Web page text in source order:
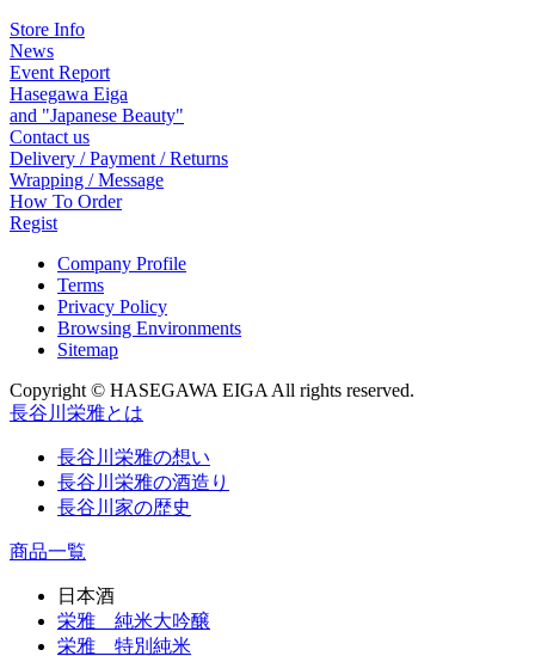
Store Info
News
Event Report
Hasegawa Eiga
and "Japanese Beauty"
Contact us
Delivery / Payment / Returns
Wrapping / Message
How To Order
Regist
Company Profile
Terms
Privacy Policy
Browsing Environments
Sitemap
Copyright © HASEGAWA EIGA All rights reserved.
長谷川栄雅とは
長谷川栄雅の想い
長谷川栄雅の酒造り
長谷川家の歴史
商品一覧
日本酒
栄雅 純米大吟醸
栄雅 特別純米